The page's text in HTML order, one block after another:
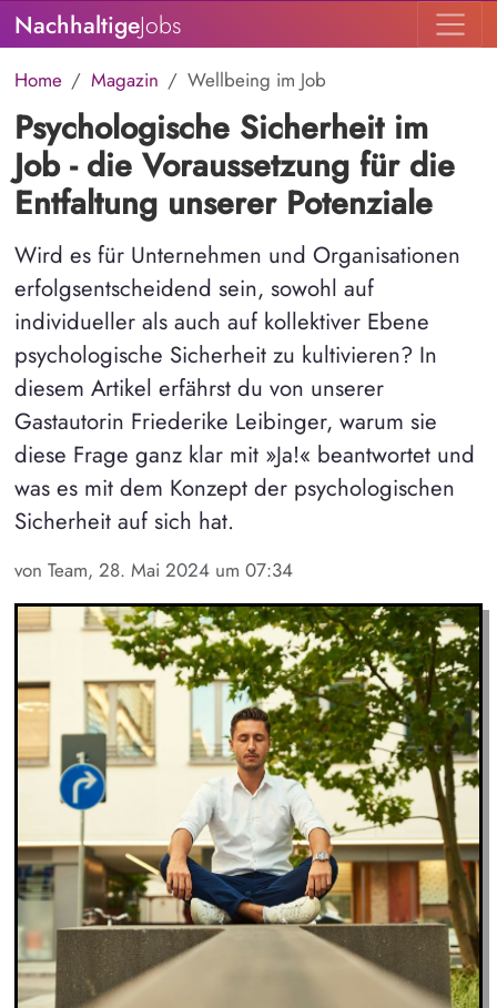
NachhaltigeJobs
Home Magazin Wellbeing im Job
Psychologische Sicherheit im
Job - die Voraussetzung für die
Entfaltung unserer Potenziale
Wird es für Unternehmen und Organisationen
erfolgsentscheidend sein, sowohl auf
individueller als auch auf kollektiver Ebene
psychologische Sicherheit zu kultivieren? In
diesem Artikel erfährst du von unserer
Gastautorin Friederike Leibinger, warum sie
diese Frage ganz klar mit »Ja!« beantwortet und
was es mit dem Konzept der psychologischen
Sicherheit auf sich hat.
von Team, 28. Mai 2024 um 07:34